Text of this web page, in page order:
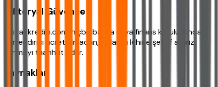
Editoryal Güvence
ihtiyackredisi.com, hiçbir banka veya finans kuruluşundan
yönlendirici ücret almadan, kullanıcı lehine şeffaf analiz
sunmayı taahhüt eder.
Kaynaklar